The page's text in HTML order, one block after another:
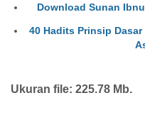
Download Sunan
40 Hadits Prinsip
Ukuran file: 225.78 Mb.